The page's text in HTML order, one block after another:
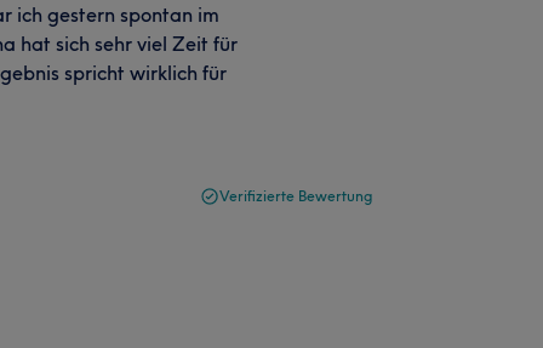
ich gestern spontan im
hat sich sehr viel Zeit für
spricht wirklich für
Verifizierte Bewertung